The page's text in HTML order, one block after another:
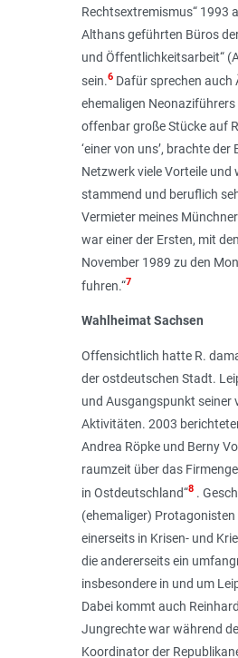
Rechtsextremismus“ 1993
Althans geführten Büros
und Öffentlichkeitsarbeit“
sein.6Dafür sprechen auch
ehemaligen
offenbar große Stücke auf
‘einer von uns’, brachte der
Netzwerk viele Vorteile und
stammend und beruflich
Vermieter meines
war einer der Ersten, mit
November 1989 zu den
fuhren.“7
Wahlheimat Sachsen
Offensichtlich hatte R.
der ostdeutschen Stadt.
und Ausgangspunkt seiner
Aktivitäten. 2003
Andrea Röpke und Berny
raumzeit über das
in Ostdeutschland“8.
(ehemaliger) Protagonisten
einerseits in Krisen- und
die andererseits ein
insbesondere in und um
Dabei kommt auch
Jungrechte war während
Koordinator der